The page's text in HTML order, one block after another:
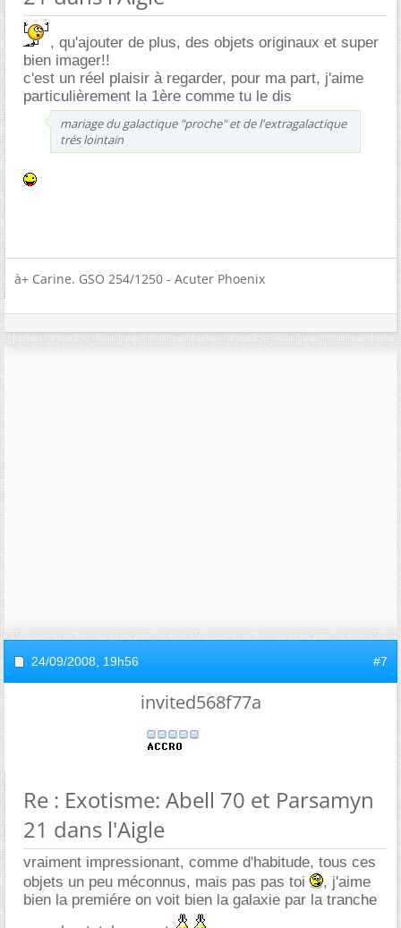
, qu'ajouter de plus, des objets originaux et super
bien imager!!
c'est un réel plaisir à regarder, pour ma part, j'aime
particulièrement la 1ère comme tu le dis
mariage du galactique "proche" et de l'extragalactique
trés lointain
à+ Carine. GSO 254/1250 - Acuter Phoenix
24/09/2008, 19h56 #7
invited568f77a
Re : Exotisme: Abell 70 et Parsamyn
21 dans l'Aigle
vraiment impressionant, comme d'habitude, tous ces
objets un peu méconnus, mais pas pas toi
, j'aime
bien la premiére on voit bien la galaxie par la tranche